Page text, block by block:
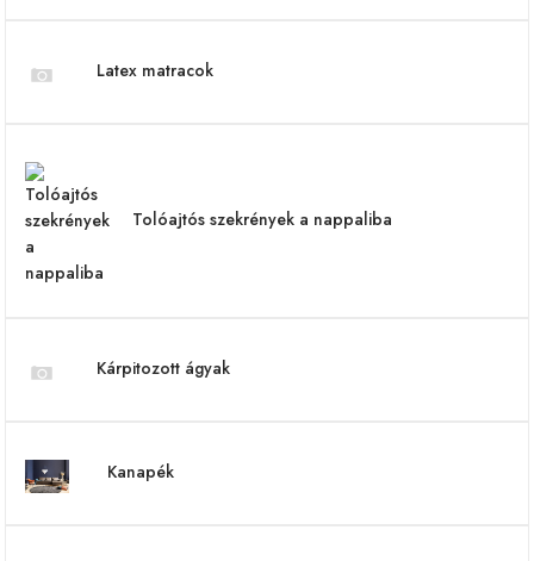
Latex matracok
Tolóajtós szekrények a nappaliba
Kárpitozott ágyak
Kanapék